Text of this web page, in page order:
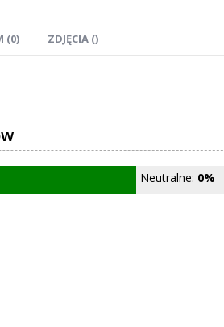
(0) ZDJĘCIA ()
Neutralne: 0%